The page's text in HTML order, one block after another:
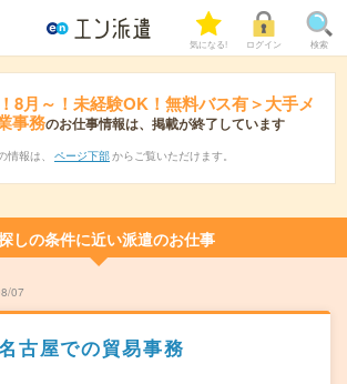
気になる! ログイン 検索
8月～！未経験OK！無料バス有＞大手メ
事務のお仕事情報は、掲載が終了しています
情報は、 ページ下部 からご覧いただけます。
しの条件に近い派遣のお仕事
07
古屋での貿易事務